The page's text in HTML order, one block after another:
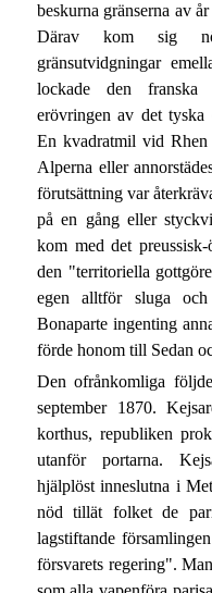
beskurna gränserna av
Därav kom sig
gränsutvidgningar
lockade den franska
erövringen av det tyska
En kvadratmil vid Rhen
Alperna eller
förutsättning var
på en gång eller
kom med det
den "territoriella
egen alltför sluga
Bonaparte ingenting
förde honom till Sedan
Den ofrånkomliga
september 1870.
korthus, republiken
utanför portarna.
hjälplöst inneslutna i
nöd tillät folket de
lagstiftande
försvarets regering".